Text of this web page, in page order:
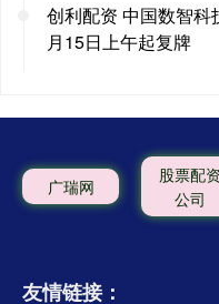
创利配资 中国数智
月15日上午起复牌
广瑞网
股票配资
公司
友情链接：